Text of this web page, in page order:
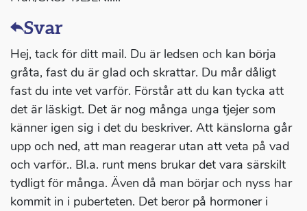
Svar
Hej, tack för ditt mail. Du är ledsen och kan börja
gråta, fast du är glad och skrattar. Du mår dåligt
fast du inte vet varför. Förstår att du kan tycka att
det är läskigt. Det är nog många unga tjejer som
känner igen sig i det du beskriver. Att känslorna går
upp och ned, att man reagerar utan att veta på vad
och varför.. Bl.a. runt mens brukar det vara särskilt
tydligt för många. Även då man börjar och nyss har
kommit in i puberteten. Det beror på hormoner i